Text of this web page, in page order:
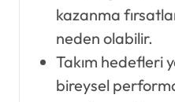
kazanma
neden olabilir.
Takım hedefleri
bireysel